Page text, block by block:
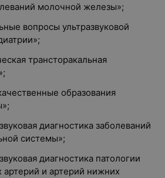
молочной железы»;
вопросы ультразвуковой
трансторакальная
образования
диагностика заболеваний
системы»;
диагностика патологии
и артерий нижних